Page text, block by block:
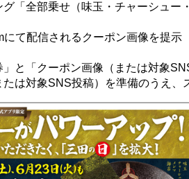
「全部乗せ（味玉・チャーシュー
て配信されるクーポン画像を提示
と「クーポン画像（または対象
は対象SNS投稿）を準備のうえ、